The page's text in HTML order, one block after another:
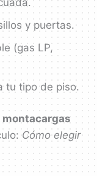
y puertas.
(gas LP,
tu tipo de piso.
montacargas
Cómo elegir